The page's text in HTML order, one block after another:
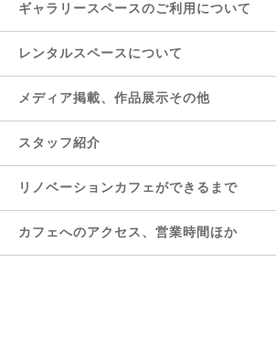
ギャラリースペースのご利用について
レンタルスペースについて
メディア掲載、作品展示その他
スタッフ紹介
リノベーションカフェができるまで
カフェへのアクセス、営業時間ほか